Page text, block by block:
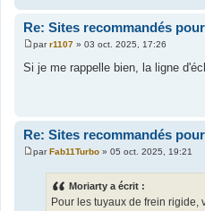
Re: Sites recommandés
M
e
s
parr1107 » 03 oct. 2025, 17:26
Si je me rappelle bien, la ligne
Re: Sites recommandés
M
parFab11Turbo » 05 oct. 2025, 19:21
Moriarty a écrit :
Pour les tuyaux de frein rigide,